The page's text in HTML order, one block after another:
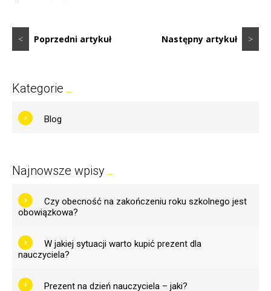
< Poprzedni artykuł Następny artykuł >
Kategorie
Blog
Najnowsze wpisy
Czy obecność na zakończeniu roku szkolnego jest
obowiązkowa?
W jakiej sytuacji warto kupić prezent dla
nauczyciela?
Prezent na dzień nauczyciela – jaki?